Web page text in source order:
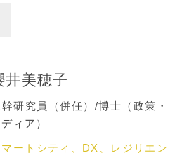
井美穂子
幹研究員（併任）/博士（政策・
ディア）
マートシティ、DX、レジリエン